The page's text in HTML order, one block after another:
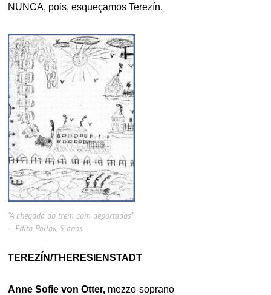
NUNCA, pois, esqueçamos Terezín.
“A chegada do trem com deportados”
– Edita Pollak, 9 anos
TEREZÍN/THERESIENSTADT
Anne Sofie von Otter, mezzo-soprano